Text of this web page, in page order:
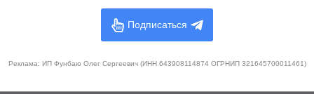
основании следующих источников:
Гуру Раттана Каур, изд: Йога Экс-Пресс, 2013 г.
Подписаться
Реклама: ИП Фунбаю Олег Сергеевич (ИНН 643908114874 ОГРНИП 321645700011461)